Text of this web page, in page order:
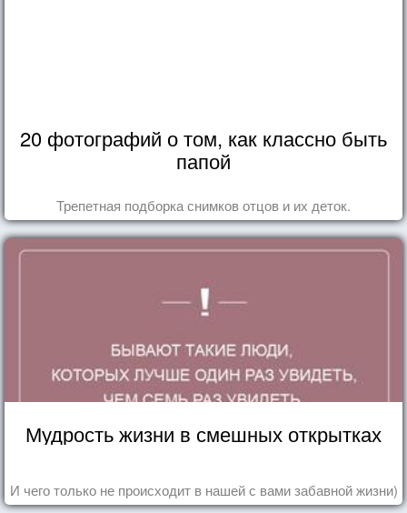
20 фотографий о том, как классно быть
папой
Трепетная подборка снимков отцов и их деток.
Мудрость жизни в смешных открытках
И чего только не происходит в нашей с вами забавной жизни)